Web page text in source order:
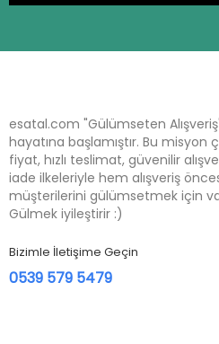
esatal.com "Gülümseten
hayatına başlamıştır. Bu
fiyat, hızlı teslimat, güvenilir
iade ilkeleriyle hem alışveriş
müşterilerini gülümsetmek için
Gülmek iyileştirir :)
Bizimle İletişime Geçin
0539 579 5479